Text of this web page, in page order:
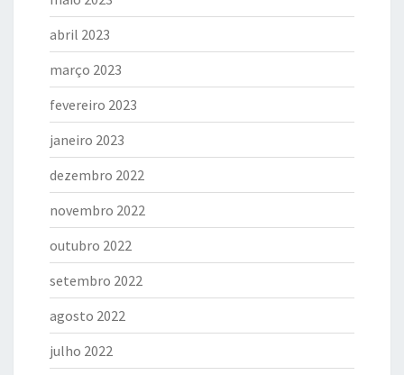
abril 2023
março 2023
fevereiro 2023
janeiro 2023
dezembro 2022
novembro 2022
outubro 2022
setembro 2022
agosto 2022
julho 2022